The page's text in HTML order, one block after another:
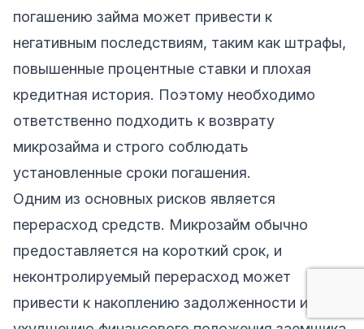
погашению займа может привести к
негативным последствиям, таким как штрафы,
повышенные процентные ставки и плохая
кредитная история. Поэтому необходимо
ответственно подходить к возврату
микрозайма и строго соблюдать
установленные сроки погашения.
Одним из основных рисков является
перерасход средств. Микрозайм обычно
предоставляется на короткий срок, и
неконтролируемый перерасход может
привести к накоплению задолженности и